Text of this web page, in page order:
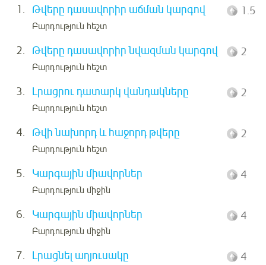
1. Թվերը դասավորիր աճման կարգով
Բարդություն հեշտ
1.5
2. Թվերը դասավորիր նվազման կարգով
Բարդություն հեշտ
2
3. Լրացրու դատարկ վանդակները
Բարդություն հեշտ
2
4. Թվի նախորդ և հաջորդ թվերը
Բարդություն հեշտ
2
5. Կարգային միավորներ
Բարդություն միջին
4
6. Կարգային միավորներ
Բարդություն միջին
4
7. Լրացնել աղյուսակը 4